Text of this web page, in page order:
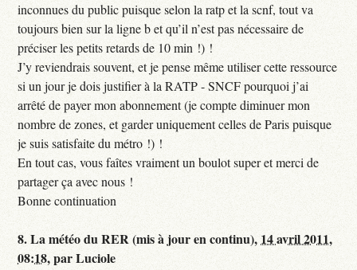
inconnues du public puisque selon la ratp et la scnf, tout va
toujours bien sur la ligne b et qu’il n’est pas nécessaire de
préciser les petits retards de 10 min !) !
J’y reviendrais souvent, et je pense même utiliser cette ressource
si un jour je dois justifier à la RATP - SNCF pourquoi j’ai
arrêté de payer mon abonnement (je compte diminuer mon
nombre de zones, et garder uniquement celles de Paris puisque
je suis satisfaite du métro !) !
En tout cas, vous faîtes vraiment un boulot super et merci de
partager ça avec nous !
Bonne continuation
8.La météo du RER (mis à jour en continu), 14 avril 2011,
08:18,parLuciole